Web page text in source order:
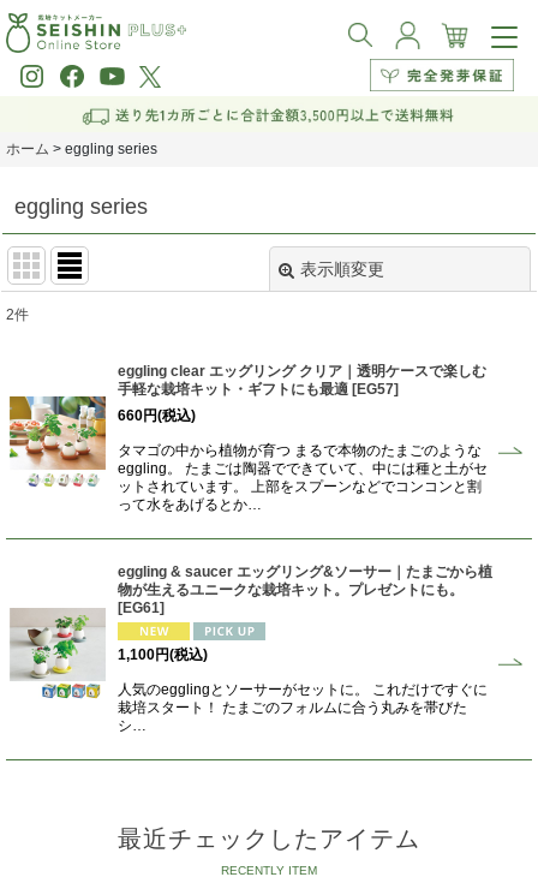
ホーム > eggling series
eggling series
表示順変更
並び順:
絞り込む
2件
eggling clear エッグリング クリア｜透明ケースで楽しむ
手軽な栽培キット・ギフトにも最適 [EG57]
660円(税込)
タマゴの中から植物が育つ まるで本物のたまごのような
eggling。 たまごは陶器でできていて、中には種と土がセ
ットされています。 上部をスプーンなどでコンコンと割
って水をあげるとか…
eggling & saucer エッグリング&ソーサー｜たまごから植
物が生えるユニークな栽培キット。プレゼントにも。
[EG61]
1,100円(税込)
人気のegglingとソーサーがセットに。 これだけですぐに
栽培スタート！ たまごのフォルムに合う丸みを帯びた
シ…
最近チェックしたアイテム